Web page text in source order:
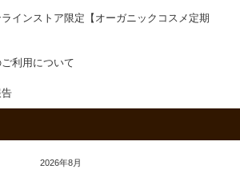
インストア限定【オーガニックコスメ定期
利用について
告
2026年8月